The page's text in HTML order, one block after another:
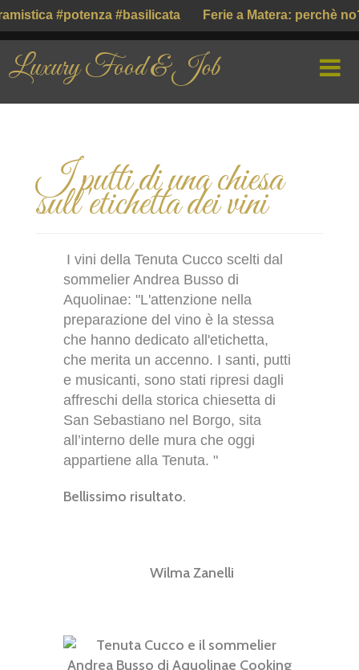
#potenza #basilicata Ferie a Matera: perchè
Luxury Food & Job
CHI SIAMO
PROFILE COMPANY
GUSTO ITALIANO ( ІТАЛІЙСЬКИЙ СМАК )
I putti di una chiesa
sull'etichetta dei vini
I vini della Tenuta Cucco scelti dal
sommelier Andrea Busso di
Aquolinae: "L'attenzione nella
preparazione del vino è la stessa
che hanno dedicato all'etichetta,
che merita un accenno. I santi, putti
e musicanti, sono stati ripresi dagli
affreschi della storica chiesetta di
San Sebastiano nel Borgo, sita
all’interno delle mura che oggi
appartiene alla Tenuta. "
Bellissimo risultato.
Wilma Zanelli